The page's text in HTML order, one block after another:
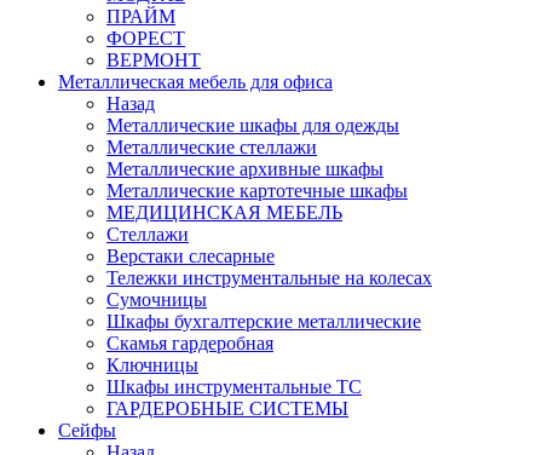
ПРАЙМ
ФОРЕСТ
ВЕРМОНТ
Металлическая мебель для офиса
Назад
Металлические шкафы для одежды
Металлические стеллажи
Металлические архивные шкафы
Металлические картотечные шкафы
МЕДИЦИНСКАЯ МЕБЕЛЬ
Стеллажи
Верстаки слесарные
Тележки инструментальные на колесах
Сумочницы
Шкафы бухгалтерские металлические
Скамья гардеробная
Ключницы
Шкафы инструментальные ТС
ГАРДЕРОБНЫЕ СИСТЕМЫ
Сейфы